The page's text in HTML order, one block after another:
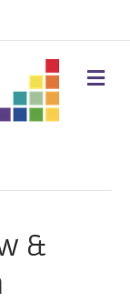
M
E
&